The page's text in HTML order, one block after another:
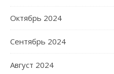
Октябрь 2024
Сентябрь 2024
Август 2024